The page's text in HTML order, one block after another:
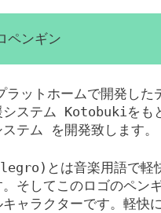
ペンギン
ットホームで開発した
システム Kotobukiをも
テム を開発致します。
とは音楽用語で軽
そしてこのロゴのペン
ャラクターです。軽快